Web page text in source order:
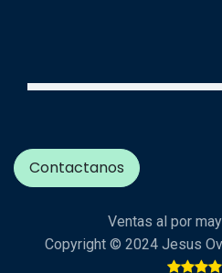
Contactanos
Ventas al por
Copyright © 2024 Jesus